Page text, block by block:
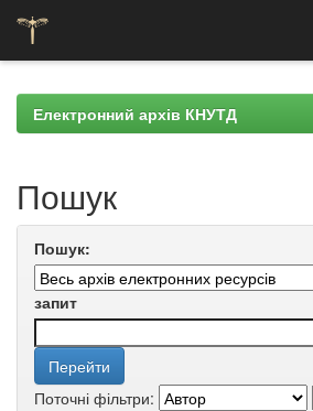
navigationЕлектронний архів КНУТД
Пошук
Пошук:
запит
Поточні фільтри: